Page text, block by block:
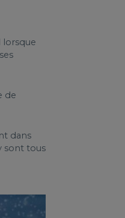
lorsque
de
dans
sont tous